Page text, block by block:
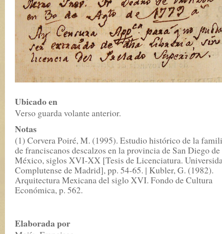
Ubicado en
Verso guarda volante anterior.
Notas
(1) Corvera Poiré, M. (1995). Estudio histórico de la
de franciscanos descalzos en la provincia de San Diego de
México, siglos XVI-XX [Tesis de Licenciatura.
Complutense de Madrid], pp. 54-65. | Kubler, G. (1982).
Arquitectura Mexicana del siglo XVI. Fondo de Cultura
Económica, p. 562.
Elaborada por